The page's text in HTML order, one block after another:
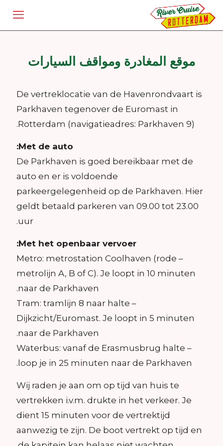
موقع المغادرة ومواقف السيارات
De vertreklocatie van de Havenrondvaart is
Parkhaven tegenover de Euromast in
Rotterdam (navigatieadres: Parkhaven 9).
Met de auto:
De Parkhaven is goed bereikbaar met de
auto en er is voldoende
parkeergelegenheid op de Parkhaven. Hier
geldt betaald parkeren van 09.00 tot 23.00
uur.
Met het openbaar vervoer:
– Metro: metrostation Coolhaven (rode
metrolijn A, B of C). Je loopt in 10 minuten
naar de Parkhaven.
– Tram: tramlijn 8 naar halte
Dijkzicht/Euromast. Je loopt in 5 minuten
naar de Parkhaven.
– Waterbus: vanaf de Erasmusbrug halte
loop je in 25 minuten naar de Parkhaven.
Wij raden je aan om op tijd van huis te
vertrekken i.v.m. drukte in het verkeer. Je
dient 15 minuten voor de vertrektijd
aanwezig te zijn. De boot vertrekt op tijd en